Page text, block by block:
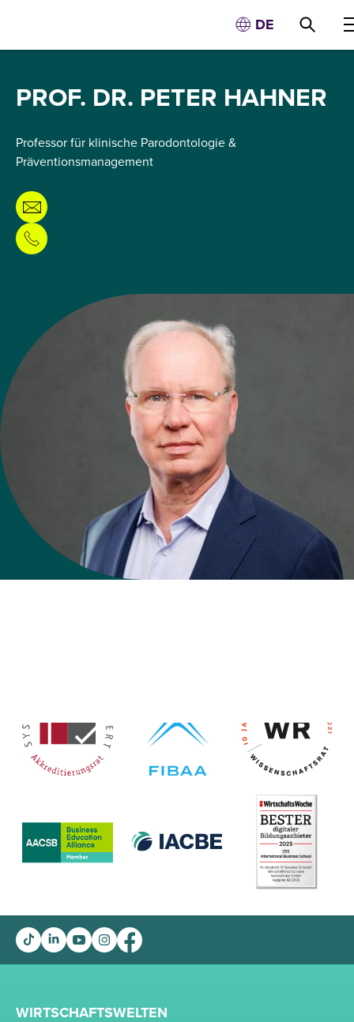
DE
PROF. DR. PETER HAHNER
Professor für klinische Parodontologie &
Präventionsmanagement
WIRTSCHAFTSWELTEN